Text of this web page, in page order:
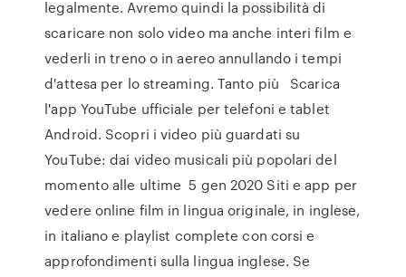
legalmente. Avremo quindi la possibilità di
scaricare non solo video ma anche interi film e
vederli in treno o in aereo annullando i tempi
d'attesa per lo streaming. Tanto più Scarica
l'app YouTube ufficiale per telefoni e tablet
Android. Scopri i video più guardati su
YouTube: dai video musicali più popolari del
momento alle ultime 5 gen 2020 Siti e app per
vedere online film in lingua originale, in inglese,
in italiano e playlist complete con corsi e
approfondimenti sulla lingua inglese. Se